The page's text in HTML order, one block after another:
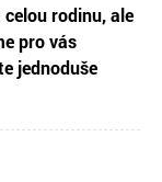
rodinu, ale
pro vás
jednoduše